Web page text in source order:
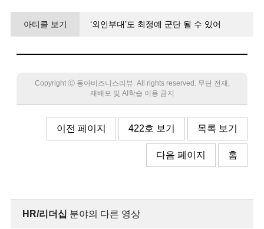
아티클 보기
‘외인부대’도 최정예 군단 될 수 있어
Copyright Ⓒ 동아비즈니스리뷰. All rights reserved. 무단 전재,
재배포 및 AI학습 이용 금지
이전 페이지 422호 보기 목록 보기
다음 페이지 홈
HR/리더십 분야의 다른 영상